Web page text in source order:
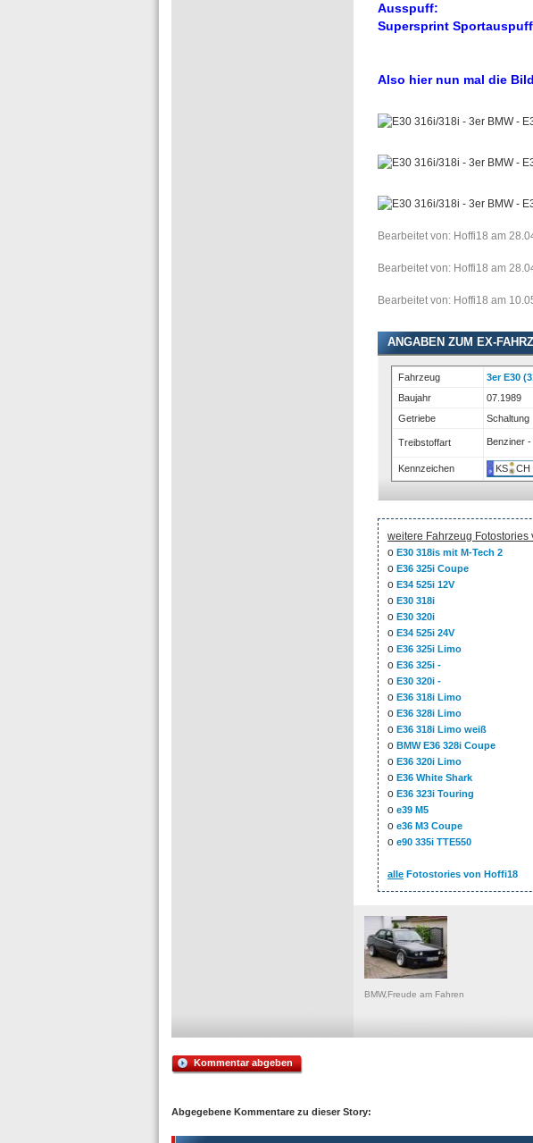
Ausspuff:
Supersprint
Also hier nun mal die
Bearbeitet von: Hoffi18 am
Bearbeitet von: Hoffi18 am
Bearbeitet von: Hoffi18 am
ANGABEN ZUM EX-
Fahrzeug
3er E30
Baujahr
07.1989
Getriebe
Schaltung
Treibstoffart Benziner
Kennzeichen KS CH
weitere Fahrzeug Fotostories
o E30 318is mit M-Tech 2
o E36 325i Coupe
o E34 525i 12V
o E30 318i
o E30 320i
o E34 525i 24V
o E36 325i Limo
o E36 325i -
o E30 320i -
o E36 318i Limo
o E36 328i Limo
o E36 318i Limo weiß
o BMW E36 328i Coupe
o E36 320i Limo
o E36 White Shark
o E36 323i Touring
o e39 M5
o e36 M3 Coupe
o e90 335i TTE550
alle Fotostories von Hoffi18
BMW,Freude am Fahren
Kommentar abgeben
Abgegebene Kommentare zu dieser Story: